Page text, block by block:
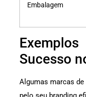
Embalagem
Sucesso
Algumas marcas